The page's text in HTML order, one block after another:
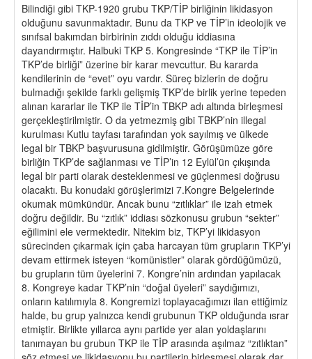
Bilindiği gibi TKP-1920 grubu TKP/TİP birliğinin likidasyon
olduğunu savunmaktadır. Bunu da TKP ve TİP’in ideolojik ve
sınıfsal bakımdan birbirinin zıddı olduğu iddiasına
dayandırmıştır. Halbuki TKP 5. Kongresinde “TKP ile TİP’in
TKP’de birliği” üzerine bir karar mevcuttur. Bu kararda
kendilerinin de “evet” oyu vardır. Süreç bizlerin de doğru
bulmadığı şekilde farklı gelişmiş TKP’de birlik yerine tepeden
alınan kararlar ile TKP ile TİP’in TBKP adı altında birleşmesi
gerçekleştirilmiştir. O da yetmezmiş gibi TBKP’nin illegal
kurulması Kutlu tayfası tarafından yok sayılmış ve ülkede
legal bir TBKP başvurusuna gidilmiştir. Görüşümüze göre
birliğin TKP’de sağlanması ve TİP’in 12 Eylül’ün çıkışında
legal bir parti olarak desteklenmesi ve güçlenmesi doğrusu
olacaktı. Bu konudaki görüşlerimizi 7.Kongre Belgelerinde
okumak mümkündür. Ancak bunu “zıtlıklar” ile izah etmek
doğru değildir. Bu “zıtlık” iddiası sözkonusu grubun “sekter”
eğilimini ele vermektedir. Nitekim biz, TKP’yi likidasyon
sürecinden çıkarmak için çaba harcayan tüm grupların TKP’yi
devam ettirmek isteyen “komünistler” olarak gördüğümüzü,
bu grupların tüm üyelerini 7. Kongre’nin ardından yapılacak
8. Kongreye kadar TKP’nin “doğal üyeleri” saydığımızı,
onların katılımıyla 8. Kongremizi toplayacağımızı ilan ettiğimiz
halde, bu grup yalnızca kendi grubunun TKP olduğunda ısrar
etmiştir. Birlikte yıllarca aynı partide yer alan yoldaşlarını
tanımayan bu grubun TKP ile TİP arasında aşılmaz “zıtlıktan”